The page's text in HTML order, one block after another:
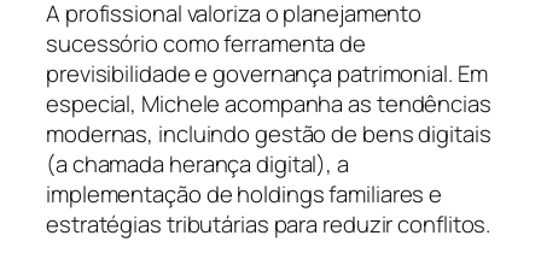
A profissional valoriza o planejamento
sucessório como ferramenta de
previsibilidade e governança patrimonial. Em
especial, Michele acompanha as tendências
modernas, incluindo gestão de bens digitais
(a chamada herança digital), a
implementação de holdings familiares e
estratégias tributárias para reduzir conflitos.